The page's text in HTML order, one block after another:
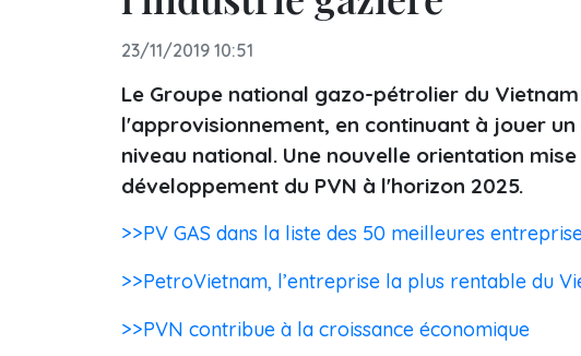
23/11/2019 10:51
Le Groupe national gazo-pétrolier du
l'approvisionnement, en continuant à jouer
niveau national. Une nouvelle orientation
développement du PVN à l'horizon 2025.
>>PV GAS dans la liste des 50 meilleures
>>PetroVietnam, l’entreprise la plus rentable du
>>PVN contribue à la croissance économique